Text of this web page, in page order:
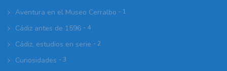
Aventura en el Museo Cerralbo - 1
Cádiz antes de 1596 - 4
Cádiz, estudios en serie - 2
Curiosidades - 3